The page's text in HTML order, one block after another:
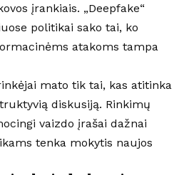
įrankiais. „Deepfake“
politikai sako tai, ko
atakoms tampa
mato tik tai, kas atitinka
diskusiją. Rinkimų
vaizdo įrašai dažnai
tenka mokytis naujos